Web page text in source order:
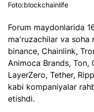
Foto:blockchainlife
Forum maydonlarida
ma'ruzachilar va soha
binance, Chainlink,
Animoca Brands, Ton,
LayerZero, Tether,
kabi kompaniyalar
etishdi.